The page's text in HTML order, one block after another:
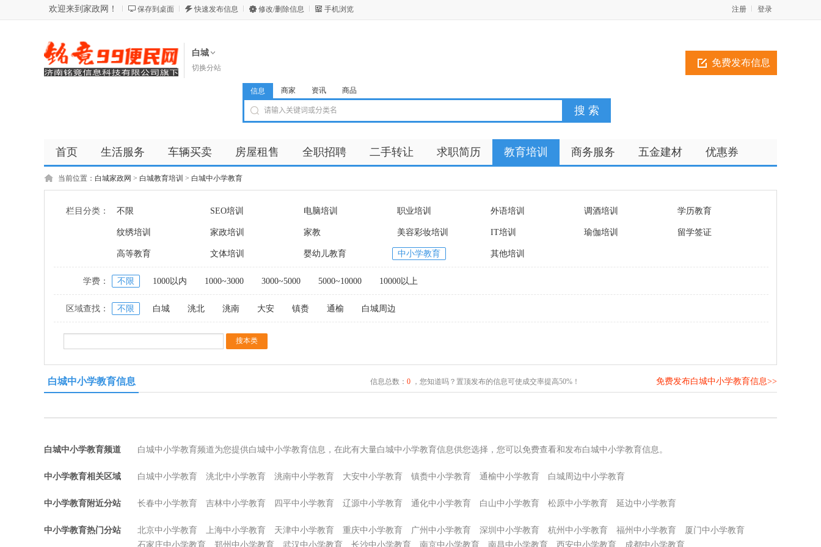
欢迎来到家政网！ 保存到桌面 快速发布信息 修改/删除信息 手机浏览 登录
注册
白城
切换分站 免费发布信息
信息 商家 资讯 商品
首页 生活服务 车辆买卖 房屋租售 全职招聘 二手转让 求职简历 教育培训 商务服务 五金建材 优惠券
商品 店铺
当前位置： 白城家政网 > 白城教育培训 > 白城中小学教育
栏目分类： 不限 SEO培训 电脑培训 职业培训 外语培训 调酒培训 学历教育
纹绣培训 家政培训 家教 美容彩妆培训 IT培训 瑜伽培训 留学签证
高等教育 文体培训 婴幼儿教育 中小学教育 其他培训
学费： 不限 1000以内 1000~3000 3000~5000 5000~10000 10000以上
区域查找： 不限 白城 洮北 洮南 大安 镇赉 通榆 白城周边
白城中小学教育信息 信息总数： 0，您知道吗？置顶发布的信息可使成交率提高50%！ 免费发布白城中小学教育信息>>
白城中小学教育频道 白城中小学教育频道为您提供白城中小学教育信息，在此有大量白城中小学教育信息供您选择，您可以免费查看和发布白城中小学教育信息。
中小学教育相关区域 白城中小学教育 洮北中小学教育 洮南中小学教育 大安中小学教育 镇赉中小学教育 通榆中小学教育 白城周边中小学教育
中小学教育附近分站 长春中小学教育 吉林中小学教育 四平中小学教育 辽源中小学教育 通化中小学教育 白山中小学教育 松原中小学教育 延边中小学教育
中小学教育热门分站 北京中小学教育 上海中小学教育 天津中小学教育 重庆中小学教育 广州中小学教育 深圳中小学教育 杭州中小学教育 福州中小学教育
厦门中小学教育
石家庄中小学教育
郑州中小学教育 武汉中小学教育 长沙中小学教育 南京中小学教育 南昌中小学教育 西安中小学教育 成都中小学教育